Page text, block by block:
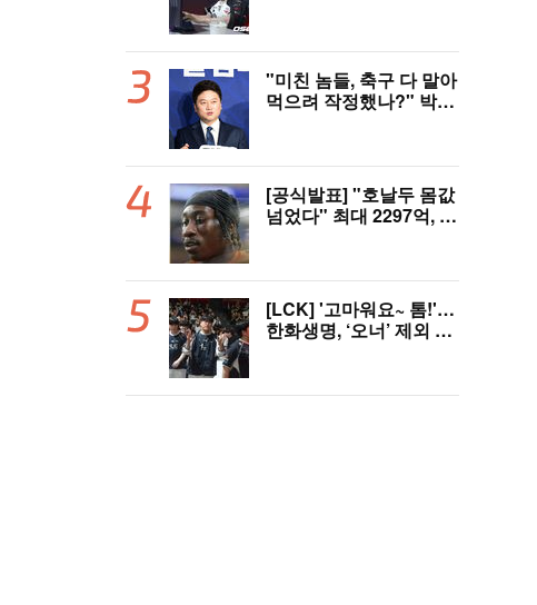
"미친 놈들, 축구 다 말아
먹으려 작정했나?" 박문
"국제적 망신, 국제 문제
될 수도"
[공식발표] "호날두 몸값
넘었다" 최대 2297억, 초
다..."구단 역사상 가장
비싼 영입"
[LCK] '고마워요~ 톰!'…
한화생명, ‘오너’ 제외 T1